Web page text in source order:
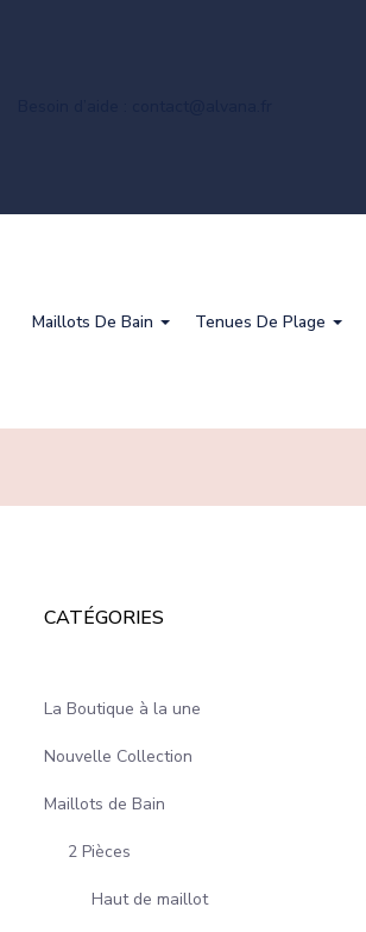
Maillots De Bain Tenues De Plage
CATÉGORIES
La Boutique à la une
Nouvelle Collection
Maillots de Bain
2 Pièces
Haut de maillot